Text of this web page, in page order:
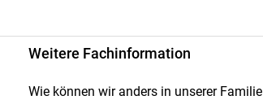
Weitere Fachinformation
Wie können wir anders in unserer Familie